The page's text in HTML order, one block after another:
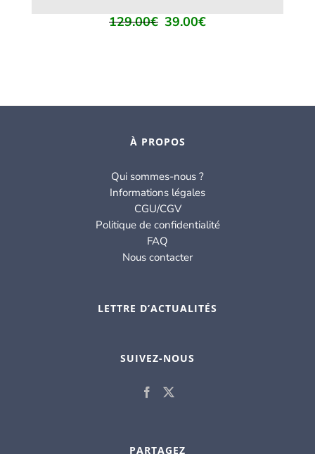
129.00€ Le
39.00€Le
À PROPOS
Qui sommes-nous ?
Informations légales
CGU/CGV
Politique de confidentialité
FAQ
Nous contacter
LETTRE D’ACTUALITÉS
SUIVEZ-NOUS
PARTAGEZ